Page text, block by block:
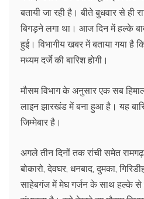
बतायी जा रही है। बीते बुधवार से ही
बिगड़ने लगा था। आज दिन में हल्के
हुई। विभागीय खबर में बताया गया है
मध्यम दर्जे की बारिश होगी।
मौसम विभाग के अनुसार एक सब
लाइन झारखंड में बना हुआ है। यह
जिम्मेबार है।
अगले तीन दिनों तक रांची समेत
बोकारो, देवघर, धनबाद, दुमका,
साहेबगंज में मेघ गर्जन के साथ हल्के से